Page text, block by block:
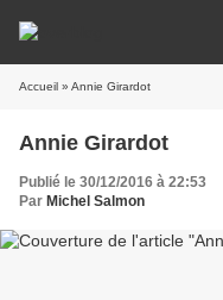
Accueil » Annie Girardot
Annie Girardot
Publié le 30/12/2016 à 22:53
Par Michel Salmon